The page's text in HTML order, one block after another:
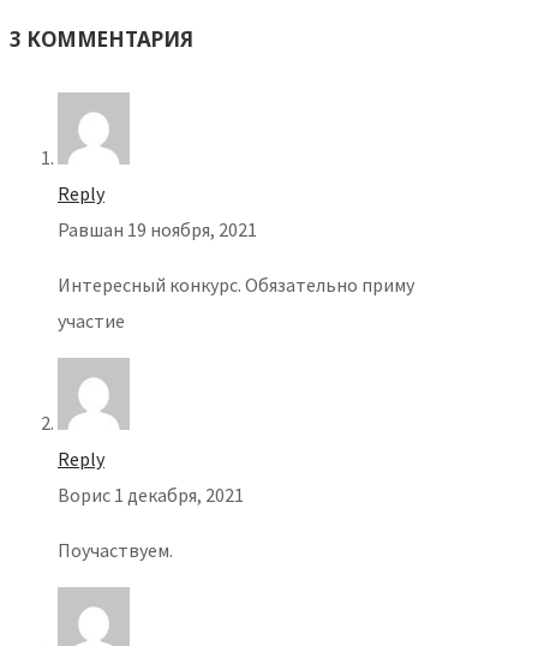
3 КОММЕНТАРИЯ
Reply
Равшан 19 ноября, 2021
Интересный конкурс. Обязательно приму
участие
Reply
Ворис 1 декабря, 2021
Поучаствуем.